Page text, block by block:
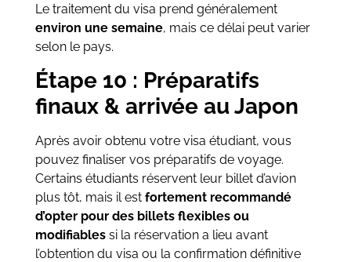
Le traitement du visa prend généralement
environ une semaine, mais ce délai peut varier
selon le pays.
Étape 10 : Préparatifs
finaux & arrivée au Japon
Après avoir obtenu votre visa étudiant, vous
pouvez finaliser vos préparatifs de voyage.
Certains étudiants réservent leur billet d’avion
plus tôt, mais il est fortement recommandé
d’opter pour des billets flexibles ou
modifiablessi la réservation a lieu avant
l’obtention du visa ou la confirmation définitive